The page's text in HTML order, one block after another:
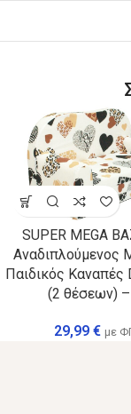
SUPER MEGA
Αναδιπλούμενος
Παιδικός Καναπές
(2 θέσεων) –
29,99 € με